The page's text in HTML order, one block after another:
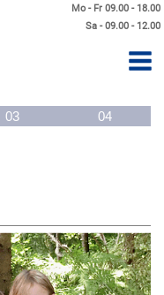
Mo - Fr 09.00 - 18.00
Sa - 09.00 - 12.00
03 04